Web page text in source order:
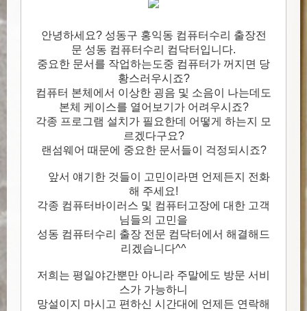
안녕하세요? 성동구 홍익동 컴퓨터수리 출장전
문 성동 컴퓨터수리 컴닥터입니다.
중요한 문서를 작업하는도중 컴퓨터가 꺼지면 당
황스러우시죠?
컴퓨터 본체에서 이상한 굉음 및 소음이 나는데도
본체 케이스를 열어보기가 어려우시죠?
각종 프로그램 설치가 필요한데 어떻게 하는지 모
르겠다구요?
랜섬웨어 때문에 중요한 문서들이 걱정되시죠?
앞서 얘기한 것들이 고민이라면 언제든지 전화
해 주세요!
각종 컴퓨터바이러스 및 컴퓨터고장에 대한 고객
님들의 고민을
성동 컴퓨터수리 출장 전문 컴닥터에서 해결해드
리겠습니다^^
저희는 평일야간뿐만 아니라 주말에도 방문 서비
스가 가능하니
망설이지 마시고 편하신 시간대에 언제든 연락해